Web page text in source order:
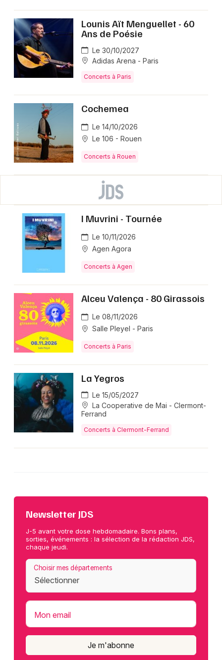
Lounis Aït Menguellet - 60
Ans de Poésie
Le 30/10/2027
Adidas Arena - Paris
Concerts à Paris
Cochemea
Le 14/10/2026
Le 106 - Rouen
Concerts à Rouen
I Muvrini - Tournée
Le 10/11/2026
Agen Agora
Concerts à Agen
Alceu Valença - 80 Girassois
Le 08/11/2026
Salle Pleyel - Paris
Concerts à Paris
La Yegros
Le 15/05/2027
La Cooperative de Mai - Clermont-
Ferrand
Concerts à Clermont-Ferrand
Newsletter JDS
J-5 avant votre dose hebdomadaire. Bons plans,
sorties, événements : la sélection de la rédaction JDS,
chaque jeudi.
Choisir mes départements
Mon email
Je m'abonne